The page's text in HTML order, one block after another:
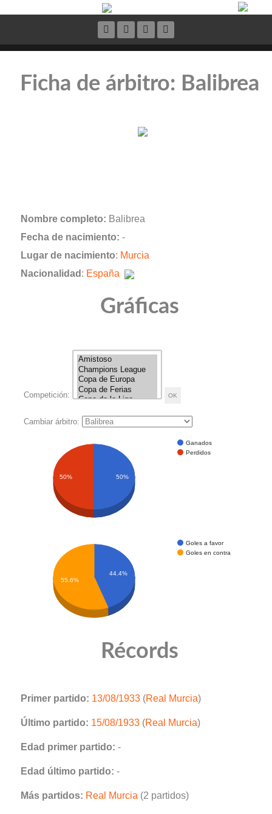
Ficha de árbitro: Balibrea
Nombre completo: Balibrea
Fecha de nacimiento: -
Lugar de nacimiento: Murcia
Nacionalidad : España
Gráficas
Competición:
Cambiar árbitro:
Ganados
Perdidos
50% 50%
Goles a favor
Goles en contra
44.4%
55.6%
Récords
Primer partido: 13/08/1933 (Real Murcia)
Último partido: 15/08/1933 (Real Murcia)
Edad primer partido: -
Edad último partido: -
Más partidos: Real Murcia (2 partidos)